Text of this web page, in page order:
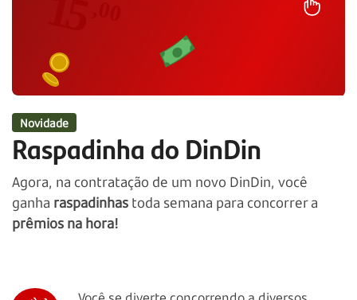
Novidade
Raspadinha do DinDin
Agora, na contratação de um novo DinDin, você
ganha raspadinhas toda semana para concorrer a
prêmios na hora!